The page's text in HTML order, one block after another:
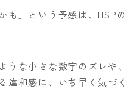
も」という予感は、HSPの
うな小さな数字のズレや、
違和感に、いち早く気づく